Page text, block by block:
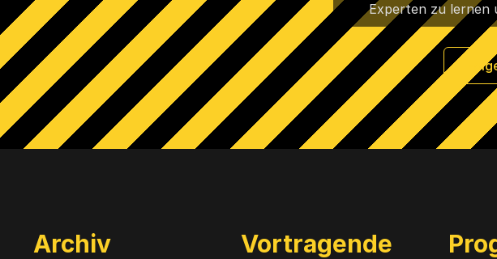
Experten zu lernen
Menü
Archiv Vortragende